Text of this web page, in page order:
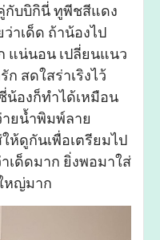
กับบิกินี่ ทูพีชสีแดง
าเด็ด ถ้าน้องไป
แน่นอน เปลี่ยนแนว
สดใสร่าเริงไว้
น้องก็ทำได้เหมือน
ยน้ำพิมพ์ลาย
ห้ดูกันเพื่อเตรียมไป
เด็ดมาก ยิ่งพอมาใส่
หญ่มาก